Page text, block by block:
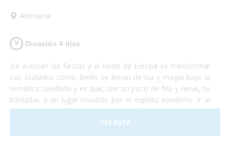
Alemania
Duración 4 dias
¡Se acercan las fiestas y el norte de Europa se transforma!
Las ciudades como Berlín se llenan de luz y magia bajo la
temática navideña y es que, con un poco de frío y nieve, te
trasladas a un lugar invadido por el espíritu navideño. Ir al
polo norte es complicado, pero Berlín es una ciudad bien
accesible. Las calles estarán llenas de gente, sonarán
villancicos, pasearán por calles que te parecerán mágicas
VER RUTA